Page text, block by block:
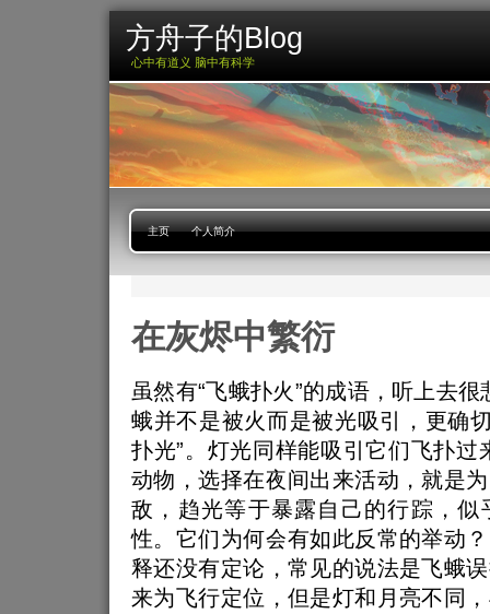
方舟子的Blog
心中有道义 脑中有科学
主页 个人简介
在灰烬中繁衍
虽然有“飞蛾扑火”的成语，听上去
蛾并不是被火而是被光吸引，更确
扑光”。灯光同样能吸引它们飞扑过
动物，选择在夜间出来活动，就是
敌，趋光等于暴露自己的行踪，似
性。它们为何会有如此反常的举动
释还没有定论，常见的说法是飞蛾
来为飞行定位，但是灯和月亮不同